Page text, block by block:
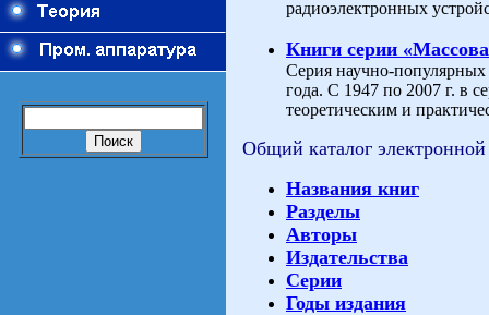
радиоэлектронных
Книги серии
Серия научно-
года. С 1947 по 2007 г. в
теоретическим и
Общий каталог
Названия книг
Разделы
Авторы
Издательства
Серии
Годы издания